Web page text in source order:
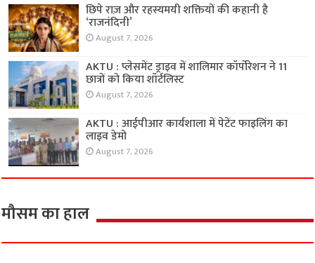
छिपे राज़ और रहस्यमयी शक्तियों की कहानी है
‘राजनंदिनी’
August 7, 2026
AKTU : प्लेसमेंट ड्राइव में शालिमार कॉर्पोरेशन ने 11
छात्रों को किया शॉर्टलिस्ट
August 7, 2026
AKTU : आईपीआर कार्यशाला में पेटेंट फाइलिंग का
लाइव डेमो
August 7, 2026
मौसम का हाल